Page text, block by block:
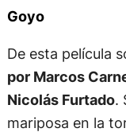
Goyo
De esta película
por Marcos
Nicolás Furtado.
mariposa en la